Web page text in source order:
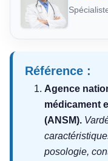
Référence :
Agence
médicament
(ANSM).
posologie,